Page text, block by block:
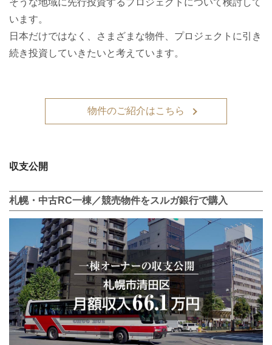
そうな地域に先行投資するプロジェクトについて検討して
います。
日本だけではなく、さまざまな物件、プロジェクトに引き
続き投資していきたいと考えています。
物件のご紹介はこちら
収支公開
札幌・中古RC一棟／競売物件をスルガ銀行で購入